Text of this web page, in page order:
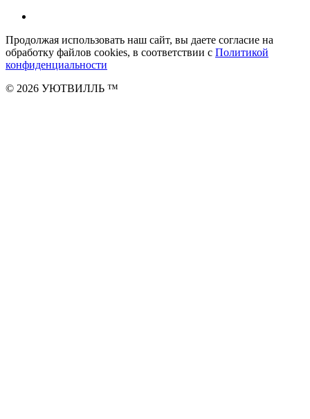
Продолжая использовать наш сайт, вы даете согласие на
обработку файлов cookies, в соответствии с Политикой
конфиденциальности
© 2026 УЮТВИЛЛЬ ™